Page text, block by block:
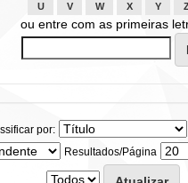
U
V W X Y
ou entre com as primeiras
por:
Resultados/Página